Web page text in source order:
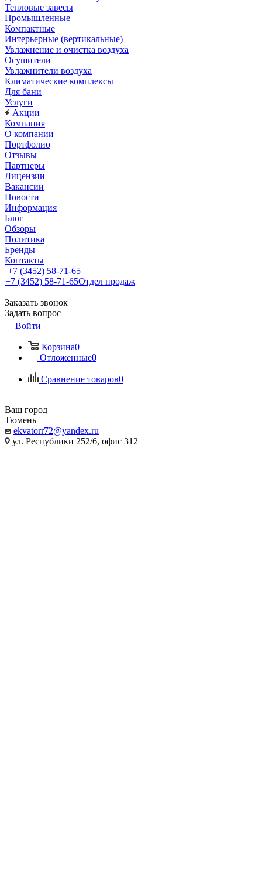
Тепловые завесы
Промышленные
Компактные
Интерьерные (вертикальные)
Увлажнение и очистка воздуха
Осушители
Увлажнители воздуха
Климатические комплексы
Для бани
Услуги
Акции
Компания
О компании
Портфолио
Отзывы
Партнеры
Лицензии
Вакансии
Новости
Информация
Блог
Обзоры
Политика
Бренды
Контакты
+7 (3452) 58-71-65
+7 (3452) 58-71-65Отдел продаж
Заказать звонок
Задать вопрос
Войти
Корзина0
Отложенные0
Сравнение товаров0
Ваш город
Тюмень
ekvatorr72@yandex.ru
ул. Республики 252/6, офис 312